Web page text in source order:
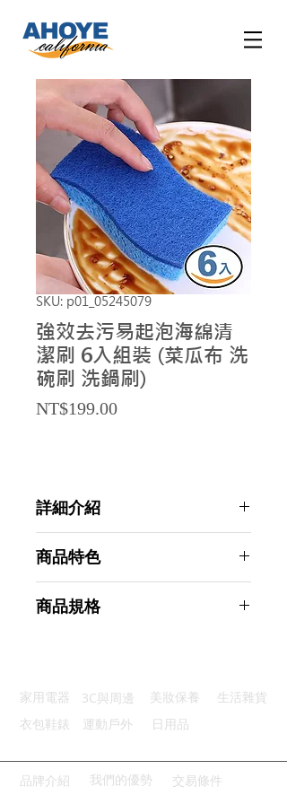
SKU: p01_05245079
強效去污易起泡海綿清
潔刷 6入組裝 (菜瓜布 洗
碗刷 洗鍋刷)
NT$199.00Price
詳細介紹
商品特色
雙面雙效：粗面去污細面吸水
商品規格
主要材質：木纖維
商品尺寸：11*7*1.5cm
產地名稱：中國大陸
代理商：亞桓有限公司
家用電器 3C與周邊 美妝保養
生活雜貨
衣包鞋錶
運動戶外 日用品
品牌介紹 我們的優勢 交易條件